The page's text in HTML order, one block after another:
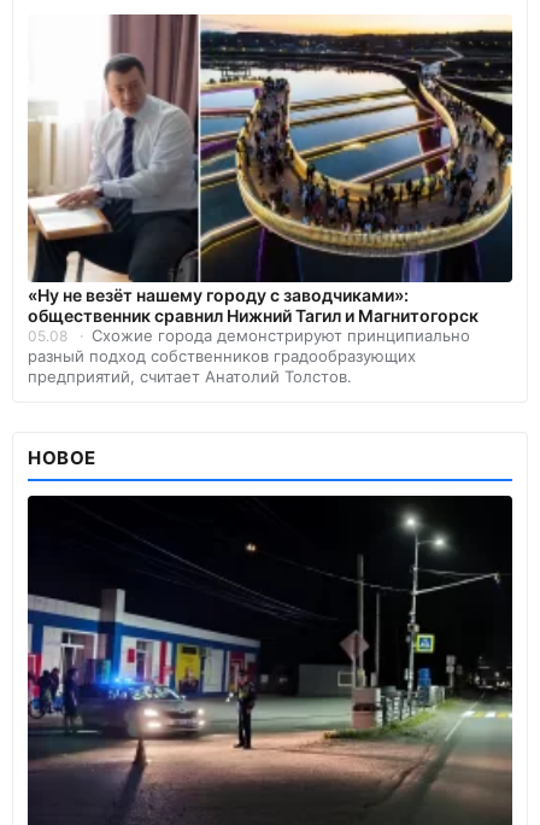
«Ну не везёт нашему городу с заводчиками»:
общественник сравнил Нижний Тагил и Магнитогорск
05.08
Схожие города демонстрируют принципиально
разный подход собственников градообразующих
предприятий, считает Анатолий Толстов.
НОВОЕ